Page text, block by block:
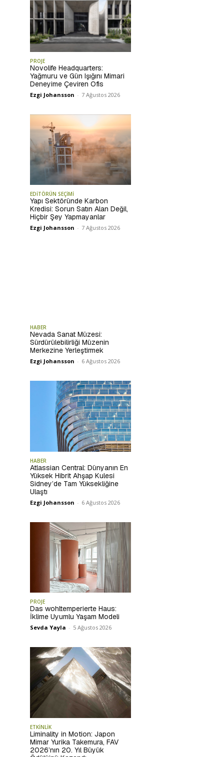
PROJE
Novolife Headquarters:
Yağmuru ve Gün Işığını Mimari
Deneyime Çeviren Ofis
Ezgi Johansson - 7 Ağustos 2026
EDİTÖRÜN SEÇİMİ
Yapı Sektöründe Karbon
Kredisi: Sorun Satın Alan Değil,
Hiçbir Şey Yapmayanlar
Ezgi Johansson - 7 Ağustos 2026
HABER
Nevada Sanat Müzesi:
Sürdürülebilirliği Müzenin
Merkezine Yerleştirmek
Ezgi Johansson - 6 Ağustos 2026
HABER
Atlassian Central: Dünyanın En
Yüksek Hibrit Ahşap Kulesi
Sidney’de Tam Yüksekliğine
Ulaştı
Ezgi Johansson - 6 Ağustos 2026
PROJE
Das wohltemperierte Haus:
İklime Uyumlu Yaşam Modeli
Sevda Yayla - 5 Ağustos 2026
ETKİNLİK
Liminality in Motion: Japon
Mimar Yurika Takemura, FAV
2026’nın 20. Yıl Büyük